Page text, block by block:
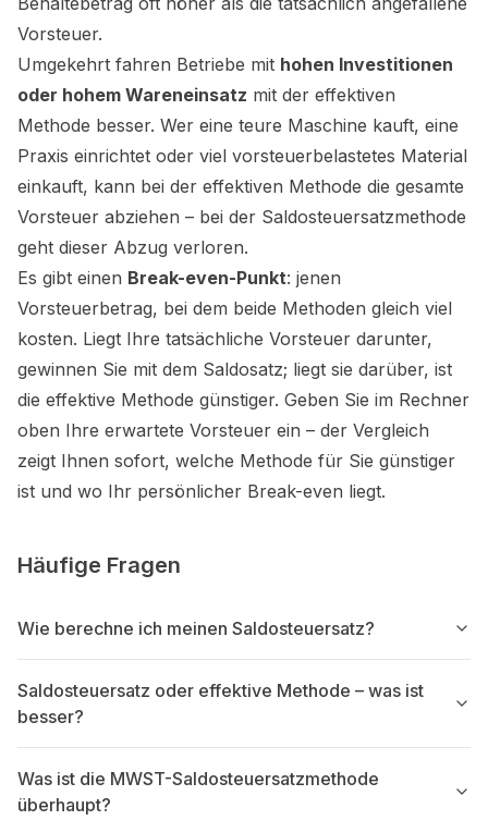
Vorsteuer.
Umgekehrt fahren Betriebe mit hohen Investitionen
oder hohem Wareneinsatz mit der effektiven
Methode besser. Wer eine teure Maschine kauft, eine
Praxis einrichtet oder viel vorsteuerbelastetes Material
einkauft, kann bei der effektiven Methode die gesamte
Vorsteuer abziehen – bei der Saldosteuersatzmethode
geht dieser Abzug verloren.
Es gibt einen Break-even-Punkt: jenen
Vorsteuerbetrag, bei dem beide Methoden gleich viel
kosten. Liegt Ihre tatsächliche Vorsteuer darunter,
gewinnen Sie mit dem Saldosatz; liegt sie darüber, ist
die effektive Methode günstiger. Geben Sie im Rechner
oben Ihre erwartete Vorsteuer ein – der Vergleich
zeigt Ihnen sofort, welche Methode für Sie günstiger
ist und wo Ihr persönlicher Break-even liegt.
Häufige Fragen
Wie berechne ich meinen Saldosteuersatz?
Saldosteuersatz oder effektive Methode – was ist
besser?
Was ist die MWST-Saldosteuersatzmethode
überhaupt?